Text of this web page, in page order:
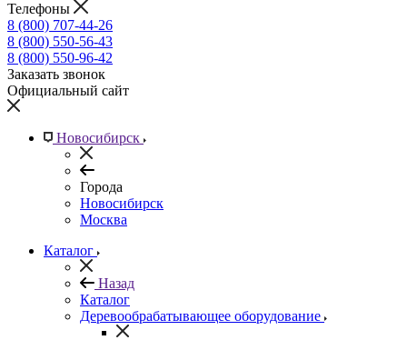
Телефоны
8 (800) 707-44-26
8 (800) 550-56-43
8 (800) 550-96-42
Заказать звонок
Официальный сайт
Новосибирск
Города
Новосибирск
Москва
Каталог
Назад
Каталог
Деревообрабатывающее оборудование